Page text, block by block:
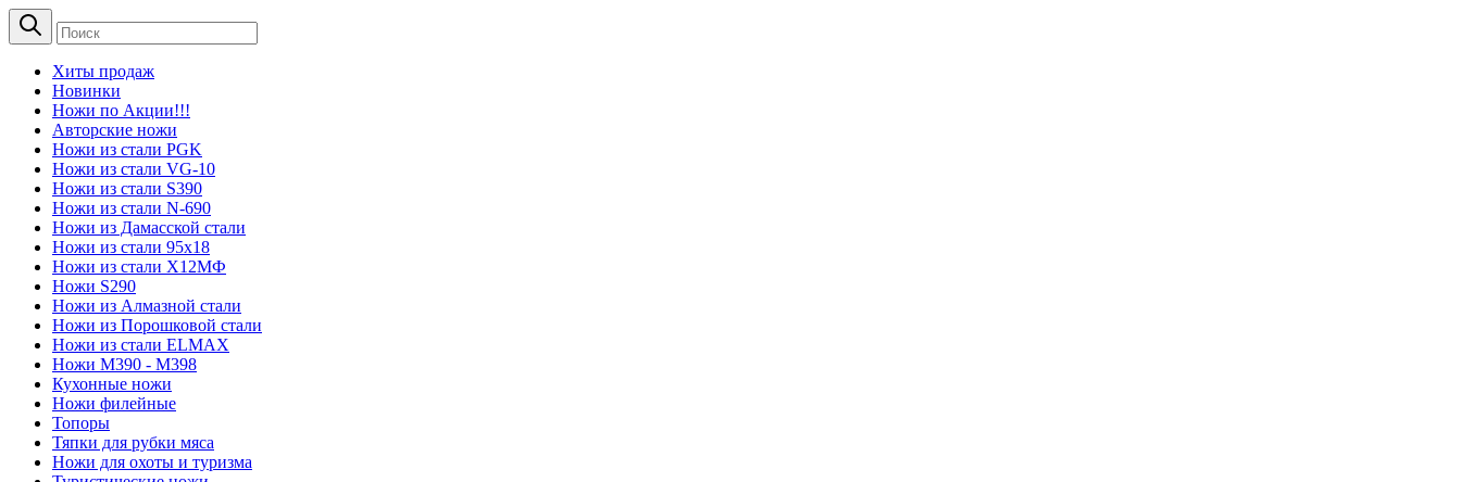
Хиты продаж
Новинки
Ножи по Акции!!!
Авторские ножи
Ножи из стали PGK
Ножи из стали VG-10
Ножи из стали S390
Ножи из стали N-690
Ножи из Дамасской стали
Ножи из стали 95х18
Ножи из стали Х12МФ
Ножи S290
Ножи из Алмазной стали
Ножи из Порошковой стали
Ножи из стали ELMAX
Ножи М390 - М398
Кухонные ножи
Ножи филейные
Топоры
Тяпки для рубки мяса
Ножи для охоты и туризма